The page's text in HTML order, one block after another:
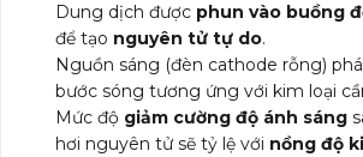
Dung dịch được phun vào buồng
để tạo nguyên tử tự do.
Nguồn sáng (đèn cathode rỗng)
bước sóng tương ứng với kim loại
Mức độ giảm cường độ ánh sáng
hơi nguyên tử sẽ tỷ lệ với nồng độ